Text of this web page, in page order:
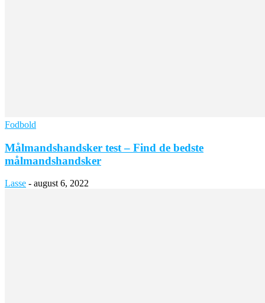
Fodbold
Målmandshandsker test – Find de bedste
målmandshandsker
Lasse - august 6, 2022